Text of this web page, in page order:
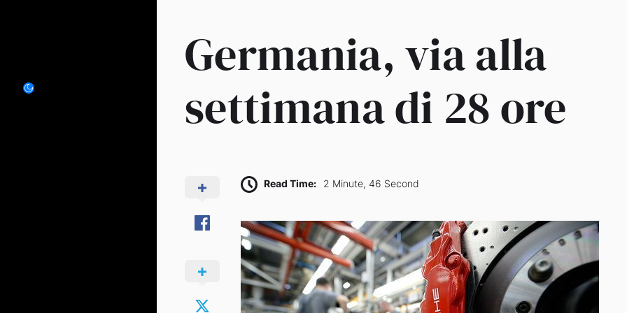
Germania, via alla
settimana di 28 ore
Read Time: 2 Minute, 46 Second